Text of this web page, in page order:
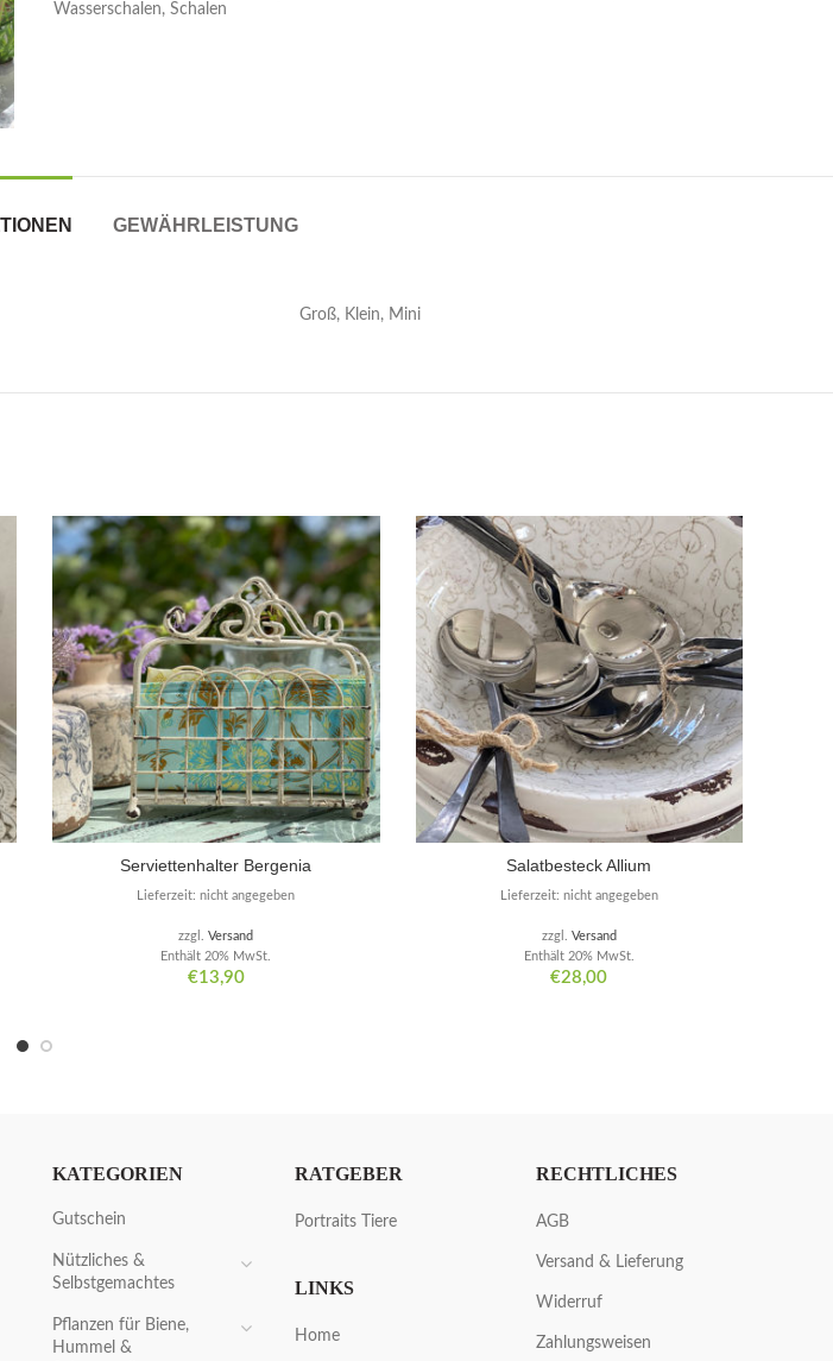
Wasserschalen, Schalen
GEWÄHRLEISTUNG
Groß, Klein, Mini
Serviettenhalter Bergenia
€13,90
Enthält 20% MwSt.
zzgl.Versand
Lieferzeit: nicht angegeben
Salatbesteck Allium
€28,00
Enthält 20% MwSt.
zzgl. Versand
Lieferzeit: nicht angegeben
KATEGORIEN
Gutschein
Nützliches &
Selbstgemachtes
Pflanzen für Biene,
Hummel &
RATGEBER
Portraits Tiere
LINKS
Home
RECHTLICHES
AGB
Versand & Lieferung
Widerruf
Zahlungsweisen